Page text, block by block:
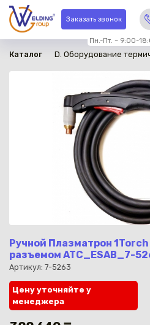
Заказать звонок
Пн.-Пт. – 9:00-
Каталог D. Оборудование
Ручной Плазматрон 1Torch
разъемом ATC_ESAB_7-
Артикул: 7-5263
в наличии
Цену уточняйте у
менеджера